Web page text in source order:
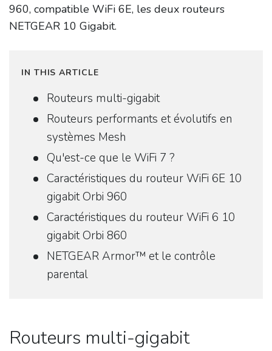
960, compatible WiFi 6E, les deux routeurs
NETGEAR 10 Gigabit.
IN THIS ARTICLE
Routeurs multi-gigabit
Routeurs performants et évolutifs en
systèmes Mesh
Qu'est-ce que le WiFi 7 ?
Caractéristiques du routeur WiFi 6E 10
gigabit Orbi 960
Caractéristiques du routeur WiFi 6 10
gigabit Orbi 860
NETGEAR Armor™ et le contrôle
parental
Routeurs multi-gigabit